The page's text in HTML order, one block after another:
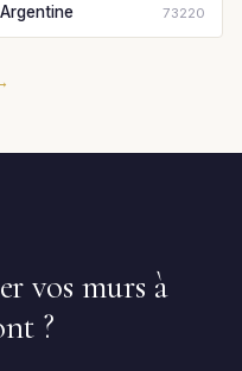
Argentine 73220
vos murs à
?